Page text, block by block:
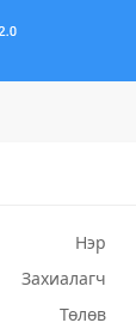
Нэр
Захиалагч
Төлөв